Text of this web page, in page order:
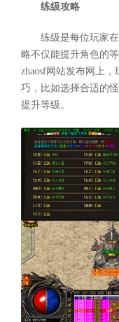
练级攻略
练级是每位玩家
略不仅能提升角色的
zhaosf网站发布网上
巧，比如选择合适的
提升等级。